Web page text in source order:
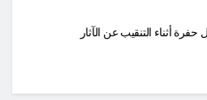
أثناء التنقيب عن الآثار